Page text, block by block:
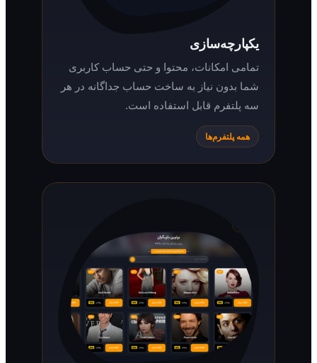
یکپارچه‌سازی
تمامی امکانات، محتوا و حتی حساب کاربری
شما بدون نیاز به ساخت حساب جداگانه در هر
سه پلتفرم قابل استفاده است.
همه پلتفرم‌ها